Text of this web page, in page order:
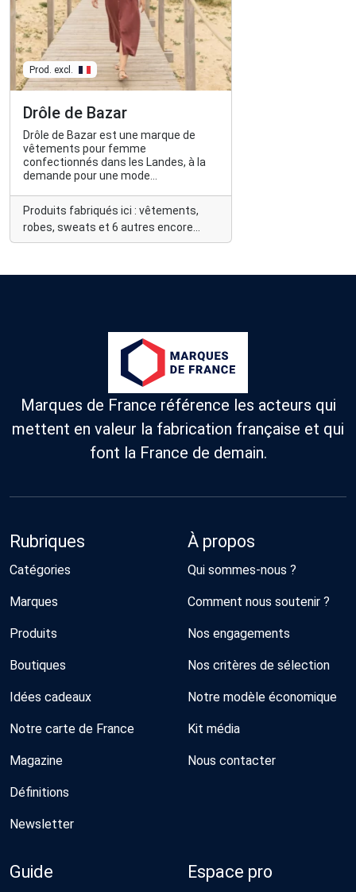
Prod. excl.
Drôle de Bazar
Drôle de Bazar est une marque de
vêtements pour femme
confectionnés dans les Landes, à la
demande pour une mode
Produits fabriqués ici : vêtements,
robes, sweats et 6 autres encore...
Marques de France référence les acteurs qui
mettent en valeur la fabrication française et qui
font la France de demain.
Rubriques
Catégories
Marques
Produits
Boutiques
Idées cadeaux
Notre carte de France
Magazine
Définitions
Newsletter
À propos
Qui sommes-nous ?
Comment nous soutenir ?
Nos engagements
Nos critères de sélection
Notre modèle économique
Kit média
Nous contacter
Guide Espace pro